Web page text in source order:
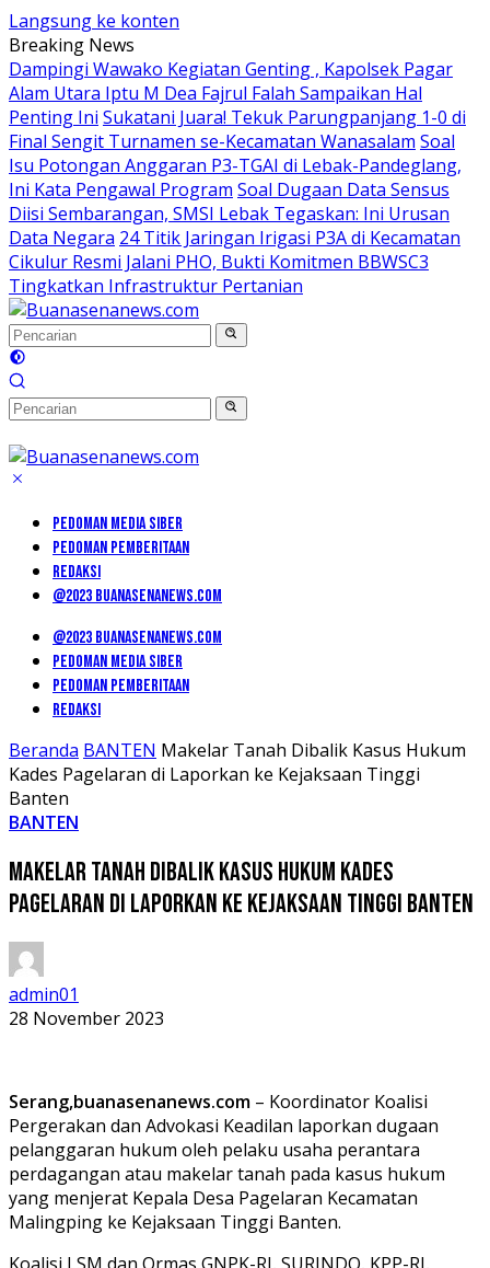
Langsung ke konten
Breaking News
Dampingi Wawako Kegiatan Genting , Kapolsek Pagar
Alam Utara Iptu M Dea Fajrul Falah Sampaikan Hal
Penting Ini Sukatani Juara! Tekuk Parungpanjang 1-0 di
Final Sengit Turnamen se-Kecamatan Wanasalam Soal
Isu Potongan Anggaran P3-TGAI di Lebak-Pandeglang,
Ini Kata Pengawal Program Soal Dugaan Data Sensus
Diisi Sembarangan, SMSI Lebak Tegaskan: Ini Urusan
Data Negara 24 Titik Jaringan Irigasi P3A di Kecamatan
Cikulur Resmi Jalani PHO, Bukti Komitmen BBWSC3
Tingkatkan Infrastruktur Pertanian
PEDOMAN MEDIA SIBER
PEDOMAN PEMBERITAAN
REDAKSI
@2023 BUANASENANEWS.COM
@2023 BUANASENANEWS.COM
PEDOMAN MEDIA SIBER
PEDOMAN PEMBERITAAN
REDAKSI
Beranda BANTEN Makelar Tanah Dibalik Kasus Hukum
Kades Pagelaran di Laporkan ke Kejaksaan Tinggi
Banten
BANTEN
Makelar Tanah Dibalik Kasus Hukum Kades
Pagelaran di Laporkan ke Kejaksaan Tinggi Banten
admin01
28 November 2023
Serang,buanasenanews.com – Koordinator Koalisi
Pergerakan dan Advokasi Keadilan laporkan dugaan
pelanggaran hukum oleh pelaku usaha perantara
perdagangan atau makelar tanah pada kasus hukum
yang menjerat Kepala Desa Pagelaran Kecamatan
Malingping ke Kejaksaan Tinggi Banten.